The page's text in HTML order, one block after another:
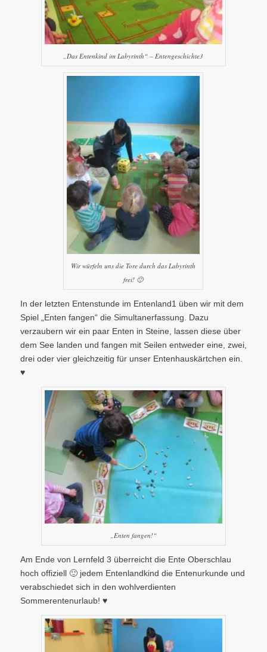
„Das Entenkind im Labyrinth“ – Entengeschichte3
Wir würfeln uns die Tore durch das Labyrinth
frei! 🙂
In der letzten Entenstunde im Entenland1 üben wir mit dem
Spiel „Enten fangen“ die Simultanerfassung. Dazu
verzaubern wir ein paar Enten in Steine, lassen diese über
dem See landen und fangen mit Seilen entweder eine, zwei,
drei oder vier gleichzeitig für unser Entenhauskärtchen ein.
♥
„Enten fangen!“
Am Ende von Lernfeld 3 überreicht die Ente Oberschlau
hoch offiziell 🙂 jedem Entenlandkind die Entenurkunde und
verabschiedet sich in den wohlverdienten
Sommerentenurlaub! ♥